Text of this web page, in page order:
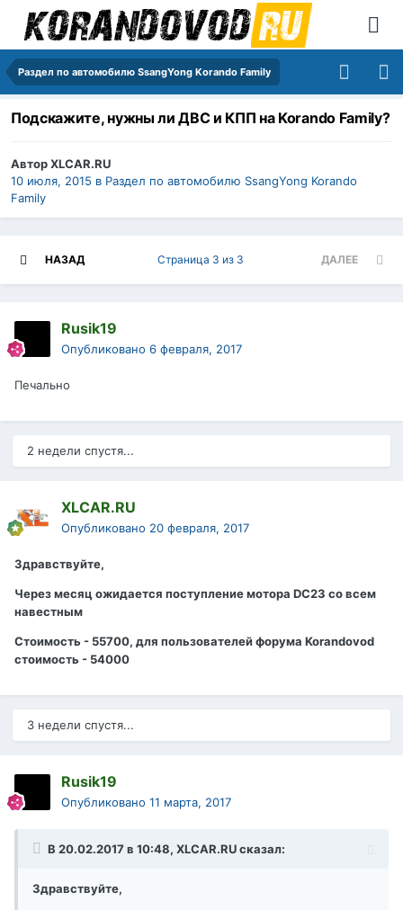
Раздел по автомобилю SsangYong Korando Family
Подскажите, нужны ли ДВС и КПП на Korando Family?
АвторXLCAR.RU
10 июля, 2015 в Раздел по автомобилю SsangYong Korando
Family
НАЗАД ДАЛЕЕ
Страница 3 из 3
Rusik19
Опубликовано 6 февраля, 2017
Печально
2 недели спустя...
XLCAR.RU
Опубликовано 20 февраля, 2017
Здравствуйте,
Через месяц ожидается поступление мотора DC23 со всем
навестным
Стоимость - 55700, для пользователей форума Korandovod
стоимость - 54000
3 недели спустя...
Rusik19
Опубликовано 11 марта, 2017
В 20.02.2017 в 10:48, XLCAR.RU сказал:
Здравствуйте,